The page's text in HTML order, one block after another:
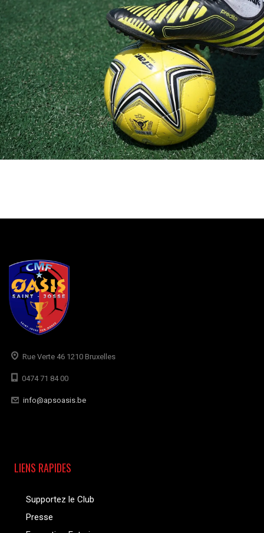
Rue Verte 46 1210 Bruxelles
0474 71 84 00
info@apsoasis.be
LIENS RAPIDES
Supportez le Club
Presse